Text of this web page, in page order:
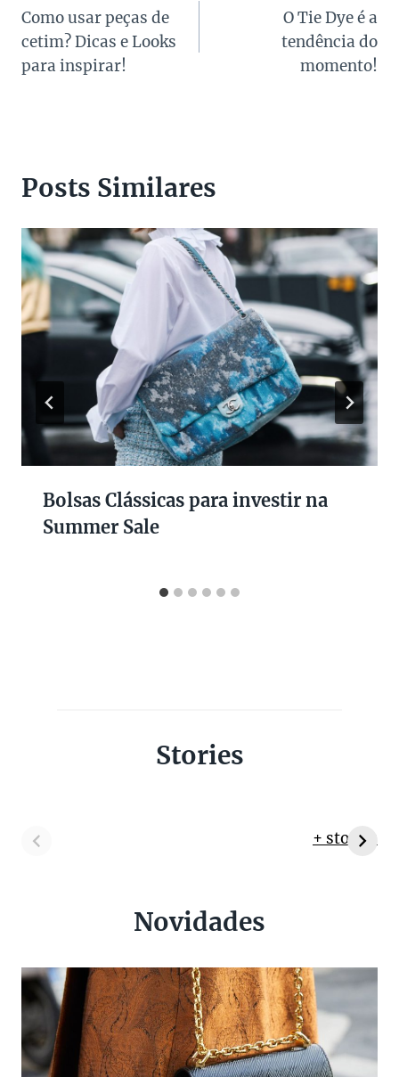
de
Post
Como usar peças de
cetim? Dicas e Looks
para inspirar!
O Tie Dye é a
tendência do
momento!
Posts Similares
Bolsas Clássicas para investir na
Summer Sale
Stories
+ stories
Novidades